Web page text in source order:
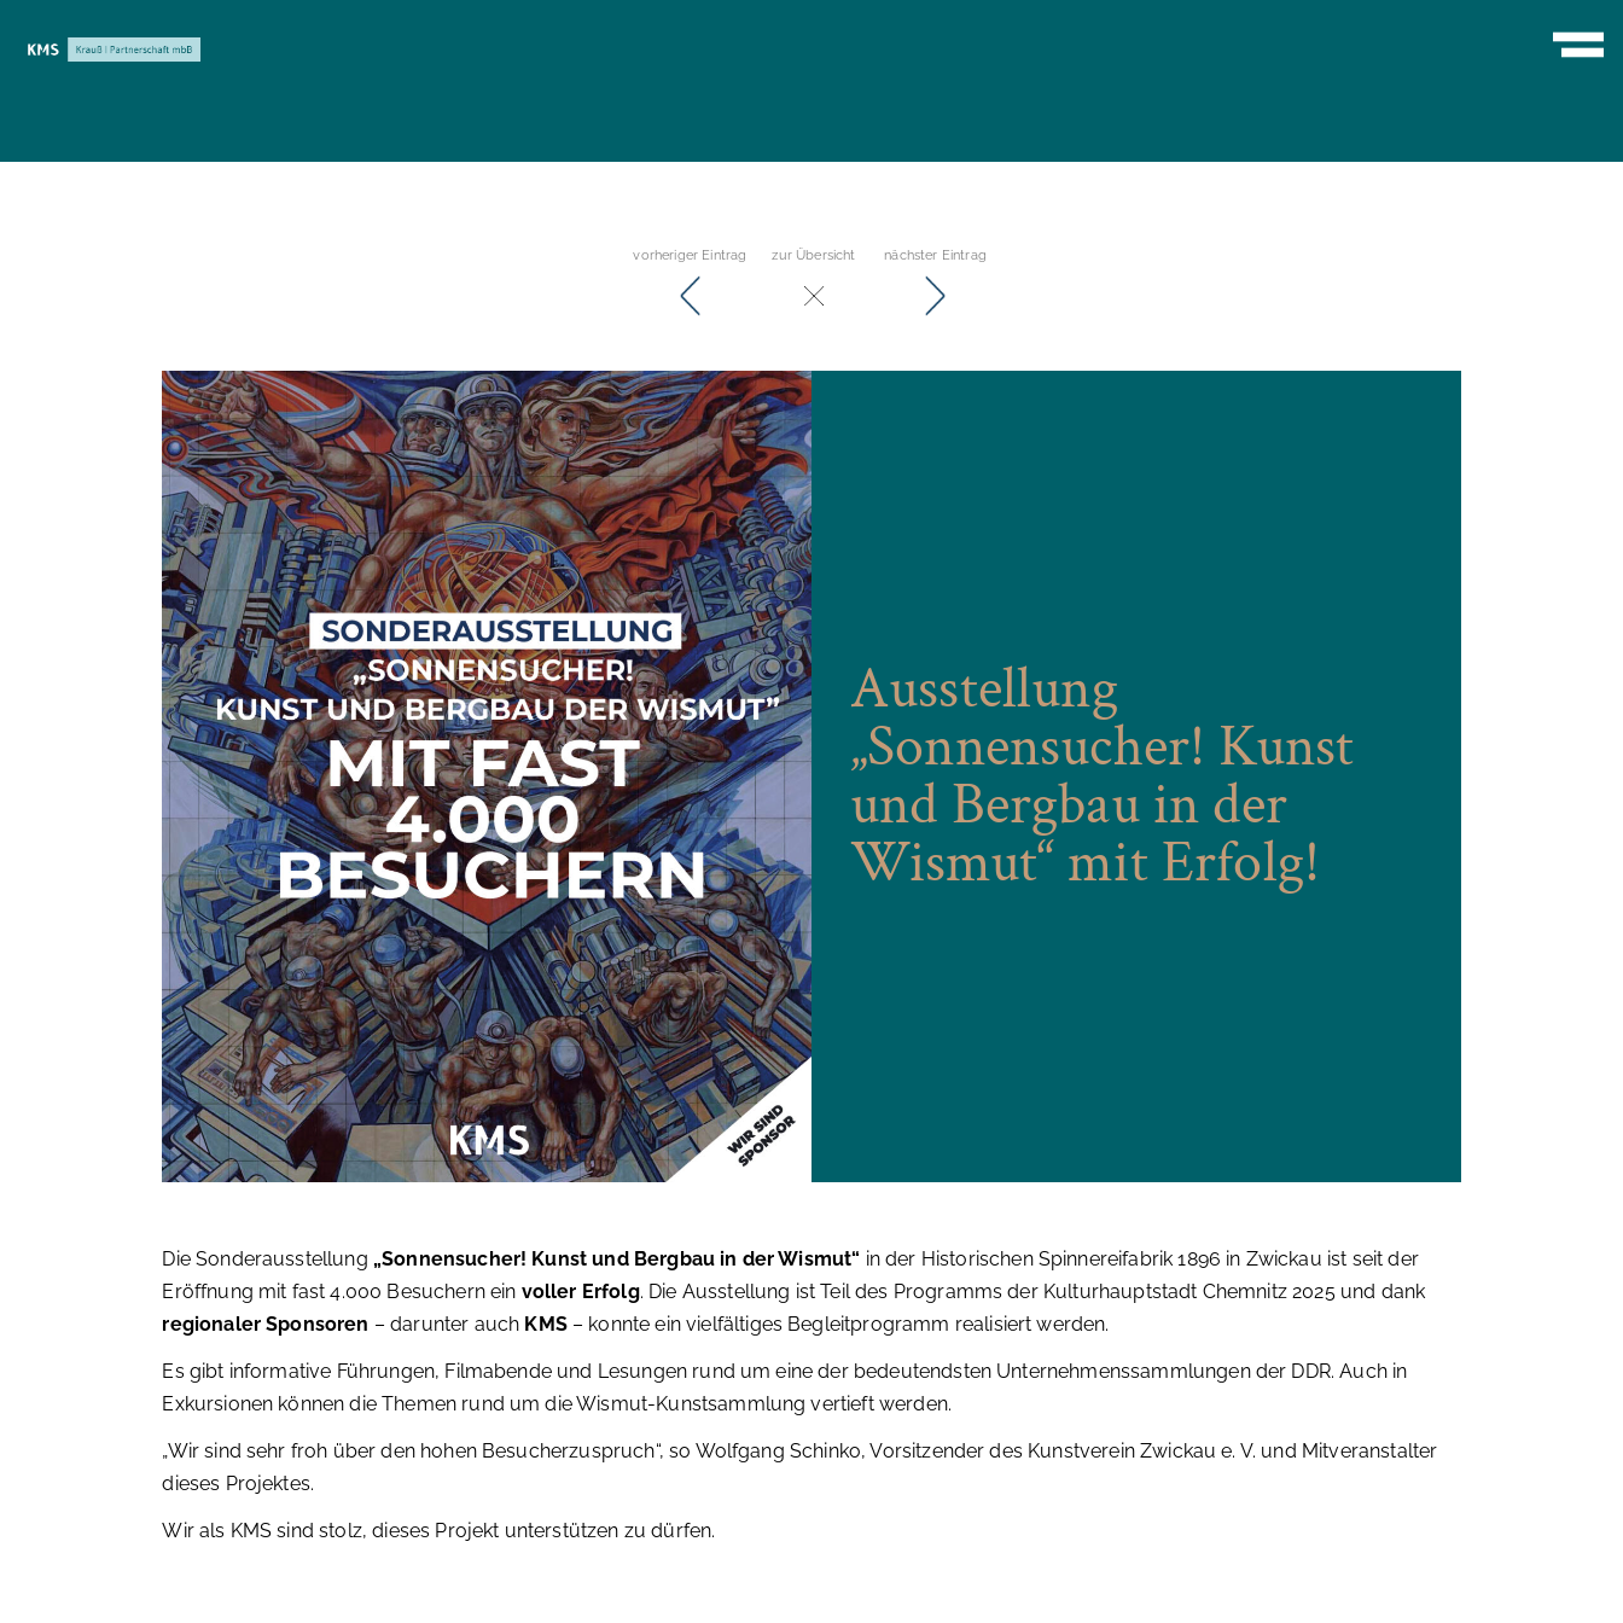
vorheriger Eintrag zur Übersicht nächster Eintrag
Ausstellung
„Sonnensucher! Kunst
und Bergbau in der
Wismut“ mit Erfolg!
Die Sonderausstellung „Sonnensucher! Kunst und Bergbau in der Wismut“ in der Historischen Spinnereifabrik 1896 in Zwickau ist seit der
Eröffnung mit fast 4.000 Besuchern ein voller Erfolg. Die Ausstellung ist Teil des Programms der Kulturhauptstadt Chemnitz 2025 und dank
regionaler Sponsoren – darunter auch KMS– konnte ein vielfältiges Begleitprogramm realisiert werden.
Es gibt informative Führungen, Filmabende und Lesungen rund um eine der bedeutendsten Unternehmenssammlungen der DDR. Auch in
Exkursionen können die Themen rund um die Wismut-Kunstsammlung vertieft werden.
„Wir sind sehr froh über den hohen Besucherzuspruch“, so Wolfgang Schinko, Vorsitzender des Kunstverein Zwickau e. V. und Mitveranstalter
dieses Projektes.
Wir als KMS sind stolz, dieses Projekt unterstützen zu dürfen.